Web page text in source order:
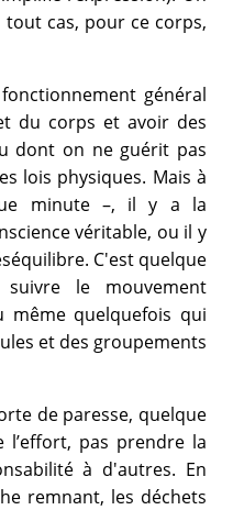
cas, pour ce corps,
général
du corps et avoir des
dont on ne guérit pas
lois physiques. Mais à
minute –, il y a la
véritable, ou il y
C'est quelque
le mouvement
même quelquefois qui
et des groupements
de paresse, quelque
l’effort, pas prendre la
à d'autres. En
remnant, les déchets